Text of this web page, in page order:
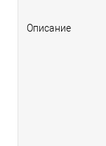
Описание